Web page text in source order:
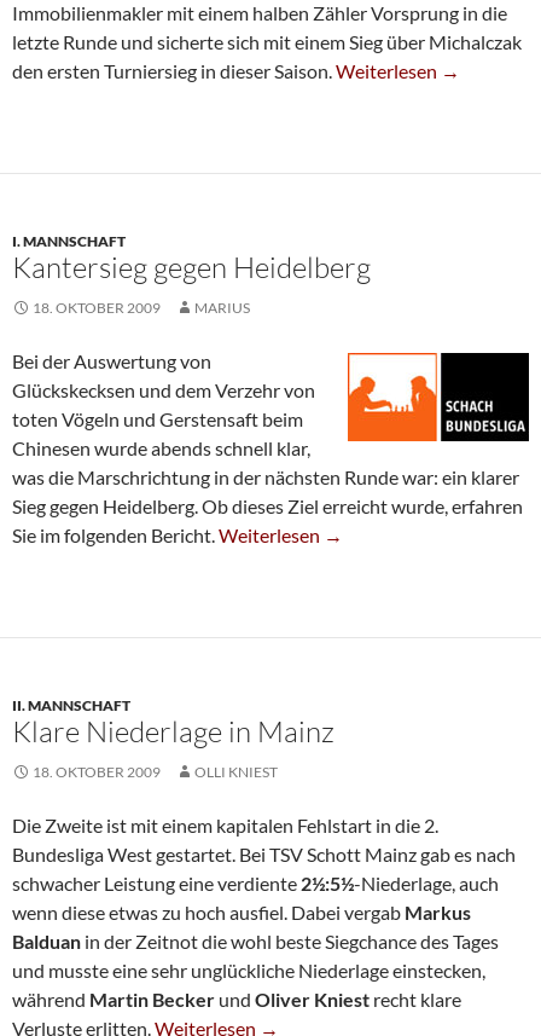
Immobilienmakler mit einem halben Zähler Vorsprung in die
letzte Runde und sicherte sich mit einem Sieg über Michalczak
den ersten Turniersieg in dieser Saison.Bernd Schneider Siegt
Weiterlesen →
I. MANNSCHAFT
Kantersieg gegen Heidelberg
18. OKTOBER 2009 MARIUS
Bei der Auswertung von
Glückskecksen und dem Verzehr von
toten Vögeln und Gerstensaft beim
Chinesen wurde abends schnell klar,
was die Marschrichtung in der nächsten Runde war: ein klarer
Sieg gegen Heidelberg. Ob dieses Ziel erreicht wurde, erfahren
Sie im folgenden Bericht.Kantersieg Gegen Heidelberg
Weiterlesen →
II. MANNSCHAFT
Klare Niederlage in Mainz
18. OKTOBER 2009 OLLI KNIEST
Die Zweite ist mit einem kapitalen Fehlstart in die 2.
Bundesliga West gestartet. Bei TSV Schott Mainz gab es nach
schwacher Leistung eine verdiente 2½:5½-Niederlage, auch
wenn diese etwas zu hoch ausfiel. Dabei vergab Markus
Balduan in der Zeitnot die wohl beste Siegchance des Tages
und musste eine sehr unglückliche Niederlage einstecken,
während Martin Becker und Oliver Kniest recht klare
Verluste erlitten.Klare Niederlage In Mainz
Weiterlesen →